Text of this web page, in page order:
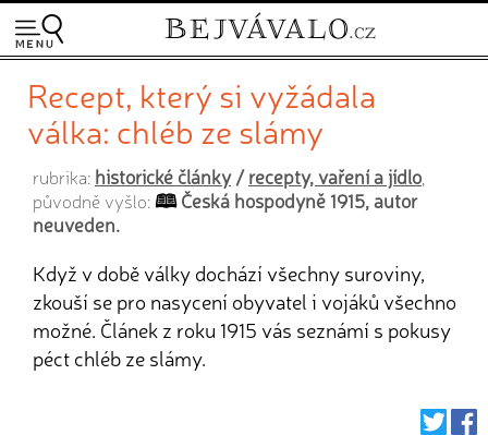
Recept, který si vyžádala
válka: chléb ze slámy
rubrika: historické články/recepty, vaření a jídlo
původně vyšlo:
Česká hospodyně 1915, autor
neuveden.
Když v době války dochází všechny suroviny,
zkouší se pro nasycení obyvatel i vojáků všechno
možné. Článek z roku 1915 vás seznámí s pokusy
péct chléb ze slámy.